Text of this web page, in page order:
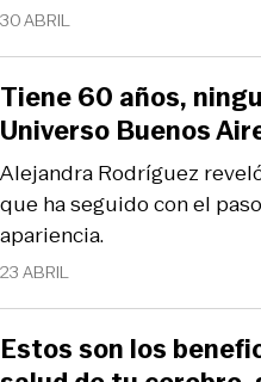
30 ABRIL
23 ABRIL
Alejandra Rodríguez
que ha seguido con el
apariencia.
Tiene 60 años,
Universo Buenos
Estos son los